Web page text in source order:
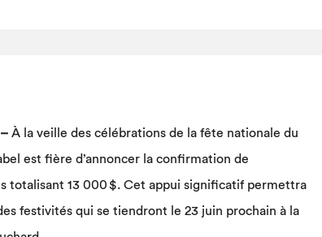
À la veille des célébrations de la fête nationale du
est fière d’annoncer la confirmation de
totalisant 13 000 $. Cet appui significatif permettra
festivités qui se tiendront le 23 juin prochain à la